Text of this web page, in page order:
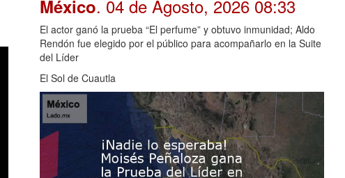
México. 04 de Agosto, 2026 08:33
El actor ganó la prueba “El perfume” y obtuvo inmunidad; Aldo
Rendón fue elegido por el público para acompañarlo en la Suite
del Líder
El Sol de Cuautla